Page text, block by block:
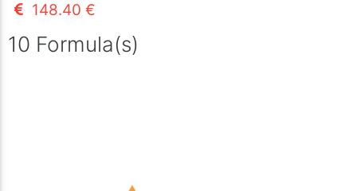
148.40 €
10 Formula(s)